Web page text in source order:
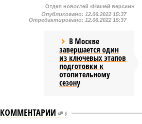
Отдел новостей «Нашей версии»
Опубликовано: 12.06.2022 15:37
Отредактировано: 12.06.2022 15:37
В Москве
завершается один
из ключевых этапов
подготовки к
отопительному
сезону
КОММЕНТАРИИ 0